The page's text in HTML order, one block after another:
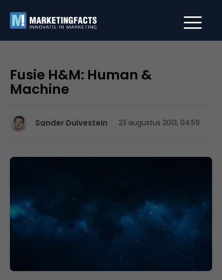
Fusie H&M: Human &
Machine
Sander Duivestein 23 augustus 2013, 04:59